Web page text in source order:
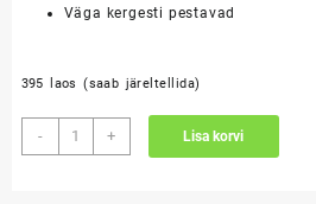
Väga kergesti pestavad
395 laos (saab järeltellida)
-
Grillpann
-
+ Lisa korvi